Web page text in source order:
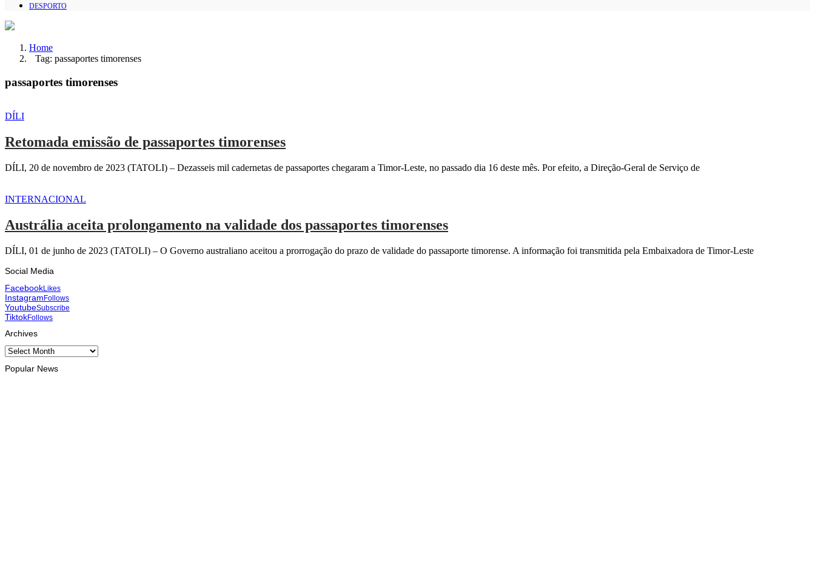
DESPORTO
Home
Tag: passaportes timorenses
passaportes timorenses
DÍLI
Retomada emissão de passaportes timorenses
DÍLI, 20 de novembro de 2023 (TATOLI) – Dezasseis mil cadernetas de passaportes chegaram a Timor-Leste, no passado dia 16 deste mês. Por efeito, a Direção-Geral de Serviço de
INTERNACIONAL
Austrália aceita prolongamento na validade dos passaportes timorenses
DÍLI, 01 de junho de 2023 (TATOLI) – O Governo australiano aceitou a prorrogação do prazo de validade do passaporte timorense. A informação foi transmitida pela Embaixadora de Timor-Leste
Social Media
FacebookLikes
InstagramFollows
YoutubeSubscribe
TiktokFollows
Archives
Archives
Popular News